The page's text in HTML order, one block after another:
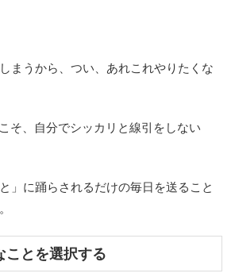
まうから、つい、あれこれやりたくな
そ、自分でシッカリと線引をしない
」に踊らされるだけの毎日を送ること
ことを選択する